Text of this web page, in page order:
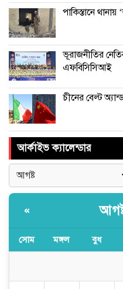
পাকিস্তানে
ভূরাজনীতির
এফবিসিসিআই
চীনের বেল্ট
আর্কাইভ ক্যালেন্ডার
«
সোম মঙ্গল বুধ